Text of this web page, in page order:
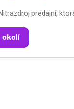
predajní,
okolí